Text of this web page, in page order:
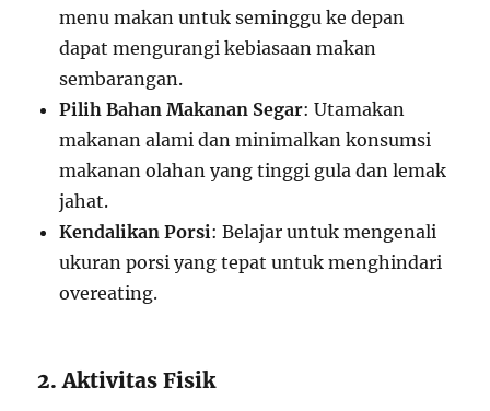
menu makan untuk seminggu ke depan
dapat mengurangi kebiasaan makan
sembarangan.
Pilih Bahan Makanan Segar: Utamakan
makanan alami dan minimalkan konsumsi
makanan olahan yang tinggi gula dan lemak
jahat.
Kendalikan Porsi: Belajar untuk mengenali
ukuran porsi yang tepat untuk menghindari
overeating.
2. Aktivitas Fisik